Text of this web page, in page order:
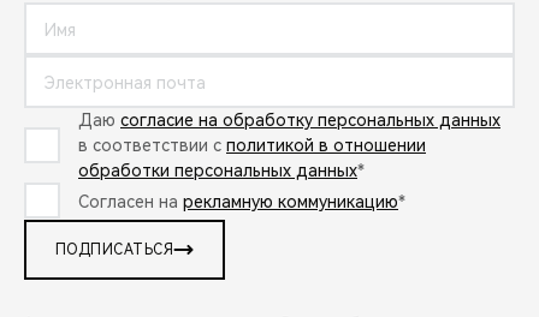
Даю согласие на обработку персональных данных
в соответствии с политикой в отношении
обработки персональных данных*
Согласен на рекламную коммуникацию*
ПОДПИСАТЬСЯ